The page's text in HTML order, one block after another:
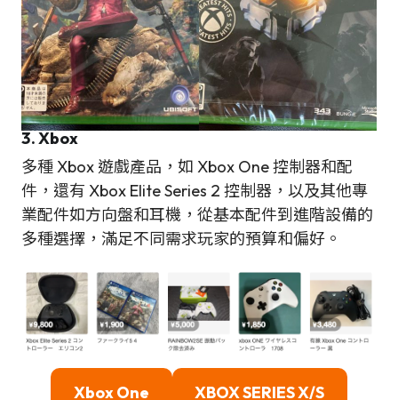
3. Xbox
多種 Xbox 遊戲產品，如 Xbox One 控制器和配
件，還有 Xbox Elite Series 2 控制器，以及其他專
業配件如方向盤和耳機，從基本配件到進階設備的
多種選擇，滿足不同需求玩家的預算和偏好。
Xbox One XBOX SERIES X/S